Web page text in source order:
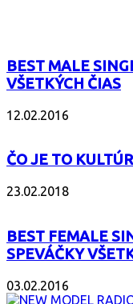
BEST MALE
VŠETKÝCH ČIAS
12.02.2016
ČO JE TO
23.02.2018
BEST FEMALE
SPEVÁČKY
03.02.2016